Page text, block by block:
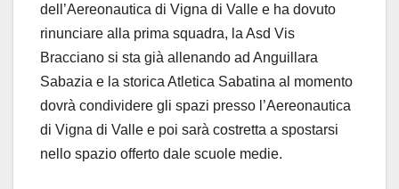
dell’Aereonautica di Vigna di Valle e ha dovuto
rinunciare alla prima squadra, la Asd Vis
Bracciano si sta già allenando ad Anguillara
Sabazia e la storica Atletica Sabatina al momento
dovrà condividere gli spazi presso l’Aereonautica
di Vigna di Valle e poi sarà costretta a spostarsi
nello spazio offerto dale scuole medie.